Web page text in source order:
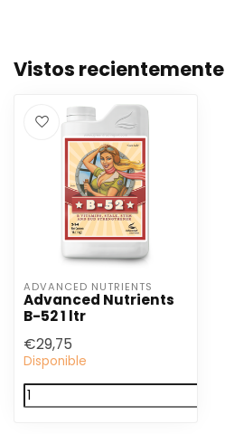
Vistos recientemente
ADVANCED NUTRIENTS
Advanced Nutrients
B-52 1 ltr
€29,75
Disponible